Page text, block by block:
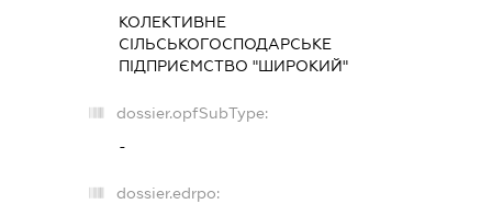
КОЛЕКТИВНЕ
СІЛЬСЬКОГОСПОДАРСЬКЕ
ПІДПРИЄМСТВО "ШИРОКИЙ"
dossier.opfSubType:
-
dossier.edrpo: